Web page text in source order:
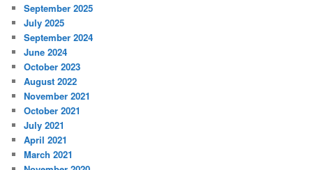
September 2025
July 2025
September 2024
June 2024
October 2023
August 2022
November 2021
October 2021
July 2021
April 2021
March 2021